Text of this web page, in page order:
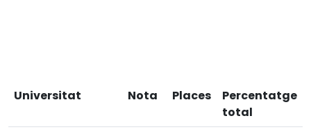
Universitat Nota Places
Percentatge
total